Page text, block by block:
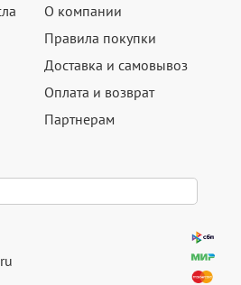
О компании
Правила покупки
Доставка и самовывоз
Оплата и возврат
Партнерам